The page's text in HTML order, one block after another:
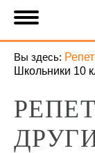
Вы здесь:
Школьники 10